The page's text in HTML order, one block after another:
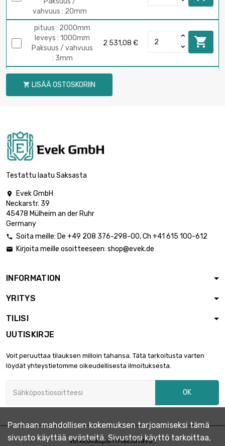
vahvuus : 20mm
pituus : 2000mm
leveys : 1000mm
Paksuus / vahvuus
: 3mm
2 531,08 € 
pituus : 2000mm
leveys : 1000mm
Paksuus / vahvuus
vahvuus : 12mm
leveys : 1000mm
Paksuus /
vahvuus : 20mm
 LISÄÄ OSTOSKORIIN
Testattu laatu Saksasta

Evek GmbH
Neckarstr. 39
45478 Mülheim an der Ruhr
Germany
 Soita meille: De +49 208 376-298-00, Ch +41 615 100-612
 Kirjoita meille osoitteeseen: shop@evek.de
INFORMATION
YRITYS
TILISI
UUTISKIRJE
Voit peruuttaa tilauksen milloin tahansa. Tätä tarkoitusta varten
löydät yhteystietomme oikeudellisesta ilmoituksesta.
OK
Verkkokaupan maksutavat
Parhaan mahdollisen kokemuksen tarjoamiseksi tämä
sivusto käyttää evästeitä. Sivustosi käyttö tarkoittaa,